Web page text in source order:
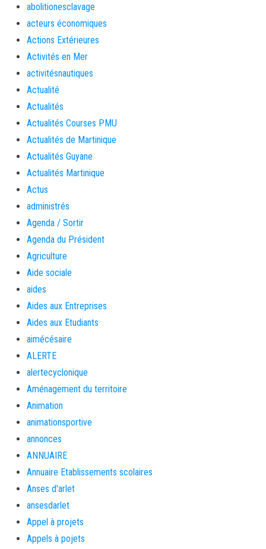
abolitionesclavage
acteurs économiques
Actions Extérieures
Activités en Mer
activitésnautiques
Actualité
Actualités
Actualités Courses PMU
Actualités de Martinique
Actualités Guyane
Actualités Martinique
Actus
administrés
Agenda / Sortir
Agenda du Président
Agriculture
Aide sociale
aides
Aides aux Entreprises
Aides aux Etudiants
aimécésaire
ALERTE
alertecyclonique
Aménagement du territoire
Animation
animationsportive
annonces
ANNUAIRE
Annuaire Etablissements scolaires
Anses d'arlet
ansesdarlet
Appel à projets
Appels à pojets